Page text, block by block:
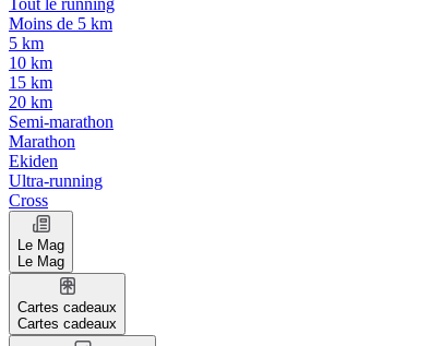
Moins de 5 km
5 km
10 km
15 km
20 km
Semi-marathon
Marathon
Ekiden
Ultra-running
Cross
Le Mag
Le Mag
Cartes cadeaux
Cartes cadeaux